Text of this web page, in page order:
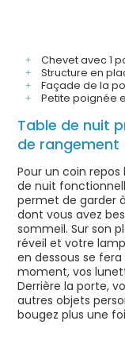
Chevet avec 1
Structure en
Façade de la
Petite poignée
Table de nuit
de rangement
Pour un coin
de nuit
permet de garder
dont vous avez
sommeil. Sur son
réveil et votre
en dessous se
moment, vos
Derrière la porte,
autres objets
bougez plus une